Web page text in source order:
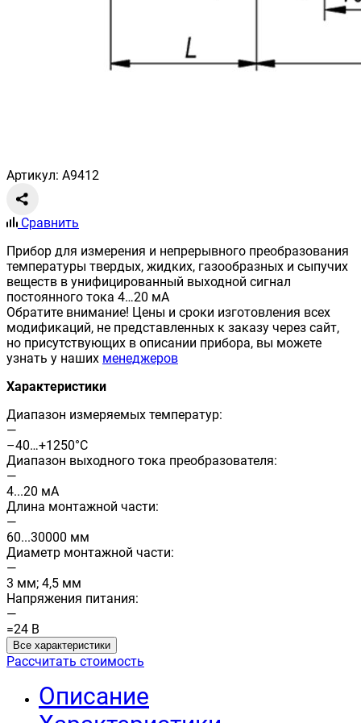
Артикул: A9412
Сравнить
Прибор для измерения и непрерывного преобразования
температуры твердых, жидких, газообразных и сыпучих
веществ в унифицированный выходной сигнал
постоянного тока 4…20 мА
Обратите внимание! Цены и сроки изготовления всех
модификаций, не представленных к заказу через сайт,
но присутствующих в описании прибора, вы можете
узнать у наших менеджеров
Характеристики
Диапазон измеряемых температур:
—
–40…+1250°C
Диапазон выходного тока преобразователя:
—
4...20 мА
Длина монтажной части:
—
60...30000 мм
Диаметр монтажной части:
—
3 мм; 4,5 мм
Напряжения питания:
—
=24 В
Все характеристики
Рассчитать стоимость
Описание